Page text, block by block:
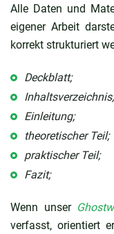
Alle Daten und
eigener Arbeit
korrekt strukturiert
Deckblatt;
Inhaltsverzeichnis;
Einleitung;
theoretischer Teil;
praktischer Teil;
Fazit;
Wenn unser
verfasst, orientiert